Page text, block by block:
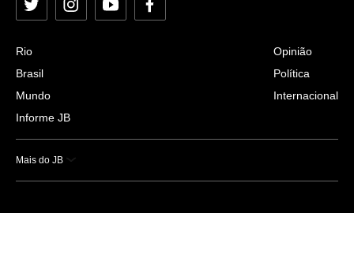
Twitter InstagramYouTubeFacebook
Rio
Brasil
Mundo
Informe JB
Opinião
Política
Internacional
Mais do JB
Esportes